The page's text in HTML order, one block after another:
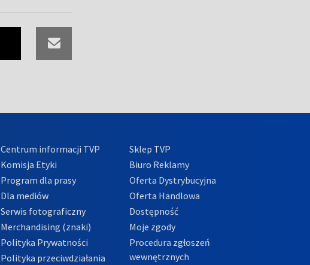
Centrum informacji TVP
Komisja Etyki
Program dla prasy
Dla mediów
Serwis fotograficzny
Merchandising (znaki)
Polityka Prywatności
Polityka przeciwdziałania
Sklep TVP
Biuro Reklamy
Oferta Dystrybucyjna
Oferta Handlowa
Dostępność
Moje zgody
Procedura zgłoszeń
wewnętrznych